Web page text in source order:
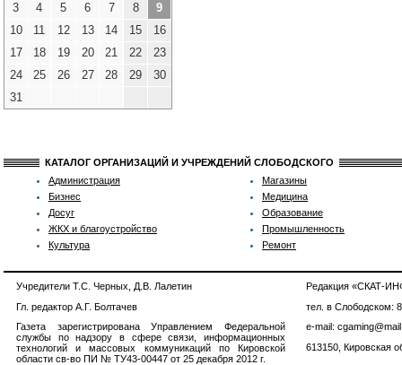
3
4 5 6 7 8
9
10
11 12 13 14 15
16
17
18 19 20 21 22
23
24
25 26 27 28 29
30
31
КАТАЛОГ ОРГАНИЗАЦИЙ И УЧРЕЖДЕНИЙ СЛОБОДСКОГО
Администрация
Бизнес
Досуг
ЖКХ и благоустройство
Культура
Магазины
Медицина
Образование
Промышленность
Ремонт
Учредители Т.С. Черных, Д.В. Лалетин
Гл. редактор А.Г. Болтачев
Газета зарегистрирована Управлением Федеральной
службы по надзору в сфере связи, информационных
технологий и массовых коммуникаций по Кировской
области св-во ПИ № ТУ43-00447 от 25 декабря 2012 г.
Редакция «СКАТ-
тел. в Слободском:
e-mail:
613150, Кировская